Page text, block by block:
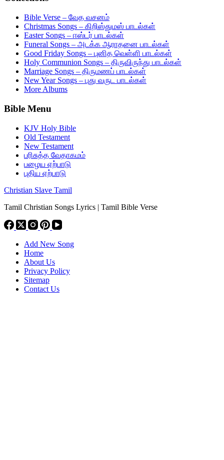
Bible Verse – வேத வசனம்
Christmas Songs – கிறிஸ்துமஸ் பாடல்கள்
Easter Songs – ஈஸ்டர் பாடல்கள்
Funeral Songs – அடக்க ஆராதனை பாடல்கள்
Good Friday Songs – புனித வெள்ளி பாடல்கள்
Holy Communion Songs – திருவிருந்து பாடல்கள்
Marriage Songs – திருமணப் பாடல்கள்
New Year Songs – புது வருட பாடல்கள்
More Albums
Bible Menu
KJV Holy Bible
Old Testament
New Testament
பரிசுத்த வேதாகமம்
பழைய ஏற்பாடு
புதிய ஏற்பாடு
Christian Slave Tamil
Tamil Christian Songs Lyrics | Tamil Bible Verse
Add New Song
Home
About Us
Privacy Policy
Sitemap
Contact Us